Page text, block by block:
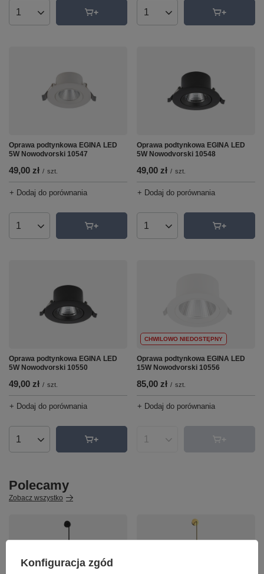
Ilość produktów Ilość produktów
Oprawa podtynkowa EGINA LED
5W Nowodvorski 10547
49,00 zł / szt.
+ Dodaj do porównania
Ilość produktów
Oprawa podtynkowa EGINA LED
5W Nowodvorski 10548
49,00 zł / szt.
+ Dodaj do porównania
Ilość produktów
Oprawa podtynkowa EGINA LED
5W Nowodvorski 10550
49,00 zł / szt.
+ Dodaj do porównania
Ilość produktów
CHWILOWO NIEDOSTĘPNY
Oprawa podtynkowa EGINA LED
15W Nowodvorski 10556
85,00 zł / szt.
+ Dodaj do porównania
Ilość produktów
Polecamy
Zobacz wszystko
Konfiguracja zgód